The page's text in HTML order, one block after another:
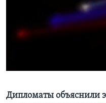
Learning English
Языки
Дипломаты объяснили